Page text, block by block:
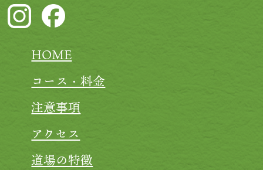
HOME
コース・料金
注意事項
アクセス
道場の特徴